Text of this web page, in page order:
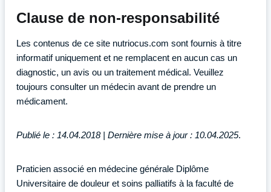
Clause de non-responsabilité
Les contenus de ce site nutriocus.com sont fournis à titre
informatif uniquement et ne remplacent en aucun cas un
diagnostic, un avis ou un traitement médical. Veuillez
toujours consulter un médecin avant de prendre un
médicament.
Publié le : 14.04.2018 | Dernière mise à jour : 10.04.2025.
Praticien associé en médecine générale Diplôme
Universitaire de douleur et soins palliatifs à la faculté de